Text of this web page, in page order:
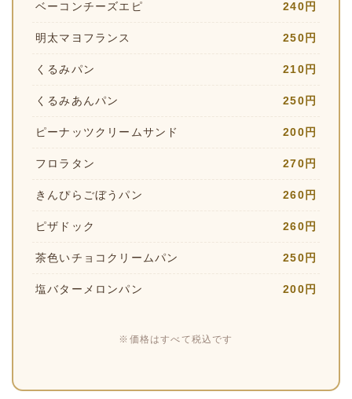
ベーコンチーズエピ 240円
明太マヨフランス 250円
くるみパン 210円
くるみあんパン 250円
ピーナッツクリームサンド 200円
フロラタン 270円
きんぴらごぼうパン 260円
ピザドック 260円
茶色いチョコクリームパン 250円
塩バターメロンパン 200円
※価格はすべて税込です